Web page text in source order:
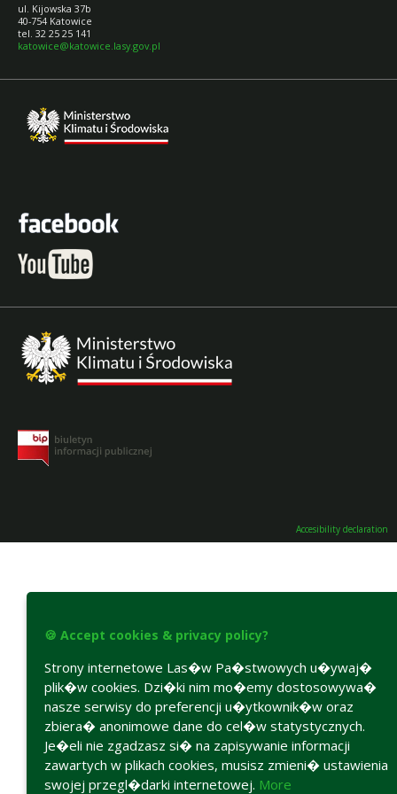
ul. Kijowska 37b
40-754 Katowice
tel. 32 25 25 141
katowice@katowice.lasy.gov.pl
Accesibility declaration
🍪 Accept cookies & privacy policy?
Strony internetowe Las�w Pa�stwowych u�ywaj�
plik�w cookies. Dzi�ki nim mo�emy dostosowywa�
nasze serwisy do preferencji u�ytkownik�w oraz
zbiera� anonimowe dane do cel�w statystycznych.
Je�eli nie zgadzasz si� na zapisywanie informacji
zawartych w plikach cookies, musisz zmieni� ustawienia
swojej przegl�darki internetowej. More